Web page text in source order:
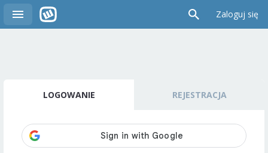
Zaloguj się
LOGOWANIE REJESTRACJA